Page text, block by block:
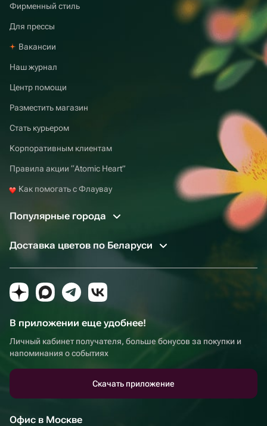
Фирменный стиль
Для прессы
Вакансии
Наш журнал
Центр помощи
Разместить магазин
Стать курьером
Корпоративным клиентам
Правила акции “Atomic Heart”
Как помогать с Флаувау
Популярные города
Доставка цветов по Беларуси
В приложении еще удобнее!
Личный кабинет получателя, больше бонусов за покупки и
напоминания о событиях
Скачать приложение
Офис в Москве